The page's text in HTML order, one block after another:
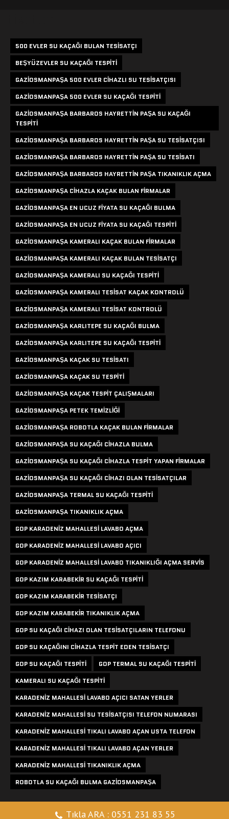
Tıkla ARA : 0551 231 83 55
500 EVLER SU KAÇAĞI BULAN TESISATÇI
BEŞYÜZEVLER SU KAÇAĞI TESPITI
GAZIOSMANPAŞA 500 EVLER CIHAZLI SU TESISATÇISI
GAZIOSMANPAŞA 500 EVLER SU KAÇAĞI TESPITI
GAZIOSMANPAŞA BARBAROS HAYRETTIN PAŞA SU KAÇAĞI
TESPITI
GAZIOSMANPAŞA BARBAROS HAYRETTIN PAŞA SU TESISATÇISI
GAZIOSMANPAŞA BARBAROS HAYRETTIN PAŞA SU TESISATI
GAZIOSMANPAŞA BARBAROS HAYRETTIN PAŞA TIKANIKLIK AÇMA
GAZIOSMANPAŞA CIHAZLA KAÇAK BULAN FIRMALAR
GAZIOSMANPAŞA EN UCUZ FIYATA SU KAÇAĞI BULMA
GAZIOSMANPAŞA EN UCUZ FIYATA SU KAÇAĞI TESPITI
GAZIOSMANPAŞA KAMERALI KAÇAK BULAN FIRMALAR
GAZIOSMANPAŞA KAMERALI KAÇAK BULAN TESISATÇI
GAZIOSMANPAŞA KAMERALI SU KAÇAĞI TESPITI
GAZIOSMANPAŞA KAMERALI TESISAT KAÇAK KONTROLÜ
GAZIOSMANPAŞA KAMERALI TESISAT KONTROLÜ
GAZIOSMANPAŞA KARLITEPE SU KAÇAĞI BULMA
GAZIOSMANPAŞA KARLITEPE SU KAÇAĞI TESPITI
GAZIOSMANPAŞA KAÇAK SU TESISATI
GAZIOSMANPAŞA KAÇAK SU TESPITI
GAZIOSMANPAŞA KAÇAK TESPIT ÇALIŞMALARI
GAZIOSMANPAŞA PETEK TEMIZLIĞI
GAZIOSMANPAŞA ROBOTLA KAÇAK BULAN FIRMALAR
GAZIOSMANPAŞA SU KAÇAĞI CIHAZLA BULMA
GAZIOSMANPAŞA SU KAÇAĞI CIHAZLA TESPIT YAPAN FIRMALAR
GAZIOSMANPAŞA SU KAÇAĞI CIHAZI OLAN TESISATÇILAR
GAZIOSMANPAŞA TERMAL SU KAÇAĞI TESPITI
GAZIOSMANPAŞA TIKANIKLIK AÇMA
GOP KARADENIZ MAHALLESI LAVABO AÇMA
GOP KARADENIZ MAHALLESI LAVABO AÇICI
GOP KARADENIZ MAHALLESI LAVABO TIKANIKLIĞI AÇMA SERVIS
GOP KAZIM KARABEKIR SU KAÇAĞI TESPITI
GOP KAZIM KARABEKIR TESISATÇI
GOP KAZIM KARABEKIR TIKANIKLIK AÇMA
GOP SU KAÇAĞI CIHAZI OLAN TESISATÇILARIN TELEFONU
GOP SU KAÇAĞINI CIHAZLA TESPIT EDEN TESISATÇI
GOP SU KAÇAĞI TESPITI
GOP TERMAL SU KAÇAĞI TESPITI
KAMERALI SU KAÇAĞI TESPITI
KARADENIZ MAHALLESI LAVABO AÇICI SATAN YERLER
KARADENIZ MAHALLESI SU TESISATÇISI TELEFON NUMARASI
KARADENIZ MAHALLESI TIKALI LAVABO AÇAN USTA TELEFON
KARADENIZ MAHALLESI TIKALI LAVABO AÇAN YERLER
KARADENIZ MAHALLESI TIKANIKLIK AÇMA
ROBOTLA SU KAÇAĞI BULMA GAZIOSMANPAŞA